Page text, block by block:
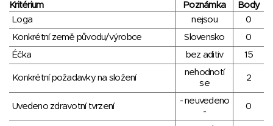
Kritérium Poznámka
Body
Loga
nejsou
0
Konkrétní země původu/výrobce
Slovensko
0
Éčka
bez aditiv 15
Konkrétní požadavky na složení
nehodnotí
se
2
Uvedeno zdravotní tvrzení
- neuvedeno
-
0